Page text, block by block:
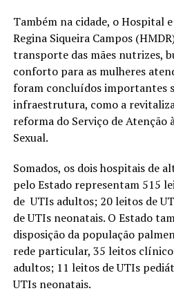
Também na cidade, o Hospital
Regina Siqueira Campos
transporte das mães nutrizes,
conforto para as mulheres
foram concluídos importantes
infraestrutura, como a
reforma do Serviço de Atenção
Sexual.
Somados, os dois hospitais de
pelo Estado representam 515
de UTIs adultos; 20 leitos de
de UTIs neonatais. O Estado
disposição da população
rede particular, 35 leitos
adultos; 11 leitos de UTIs
UTIs neonatais.